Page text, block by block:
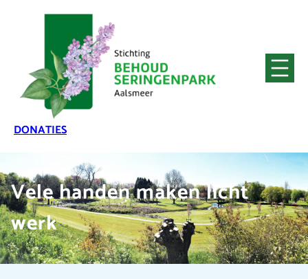
DONATIES
Vele handen maken licht
werk